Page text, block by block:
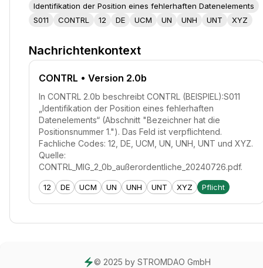
Identifikation der Position eines fehlerhaften Datenelements
S011
CONTRL 12 DE UCM UN UNH UNT XYZ
Nachrichtenkontext
CONTRL • Version 2.0b
In CONTRL 2.0b beschreibt CONTRL (BEISPIEL):S011
„Identifikation der Position eines fehlerhaften
Datenelements“ (Abschnitt "Bezeichner hat die
Positionsnummer 1."). Das Feld ist verpflichtend.
Fachliche Codes: 12, DE, UCM, UN, UNH, UNT und XYZ.
Quelle:
CONTRL_MIG_2_0b_außerordentliche_20240726.pdf.
12 DE UCM UN UNH UNT XYZ Pflicht
© 2025 by STROMDAO GmbH